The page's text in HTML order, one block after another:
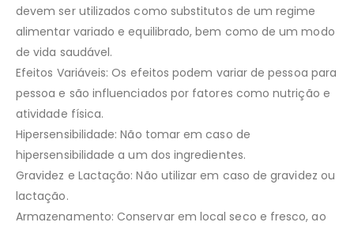
devem ser utilizados como substitutos de um regime
alimentar variado e equilibrado, bem como de um modo
de vida saudável.
Efeitos Variáveis: Os efeitos podem variar de pessoa para
pessoa e são influenciados por fatores como nutrição e
atividade física.
Hipersensibilidade: Não tomar em caso de
hipersensibilidade a um dos ingredientes.
Gravidez e Lactação: Não utilizar em caso de gravidez ou
lactação.
Armazenamento: Conservar em local seco e fresco, ao